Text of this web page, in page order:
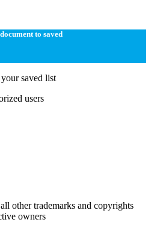
to saved
saved list
users
other trademarks and copyrights
owners